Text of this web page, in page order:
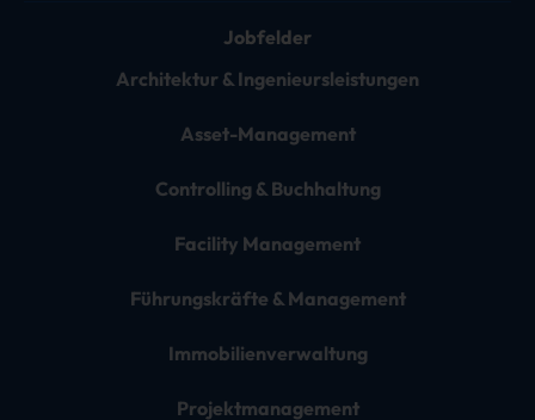
Jobfelder
Architektur & Ingenieursleistungen
Asset-Management
Controlling & Buchhaltung
Facility Management
Führungskräfte & Management
Immobilienverwaltung
Projektmanagement